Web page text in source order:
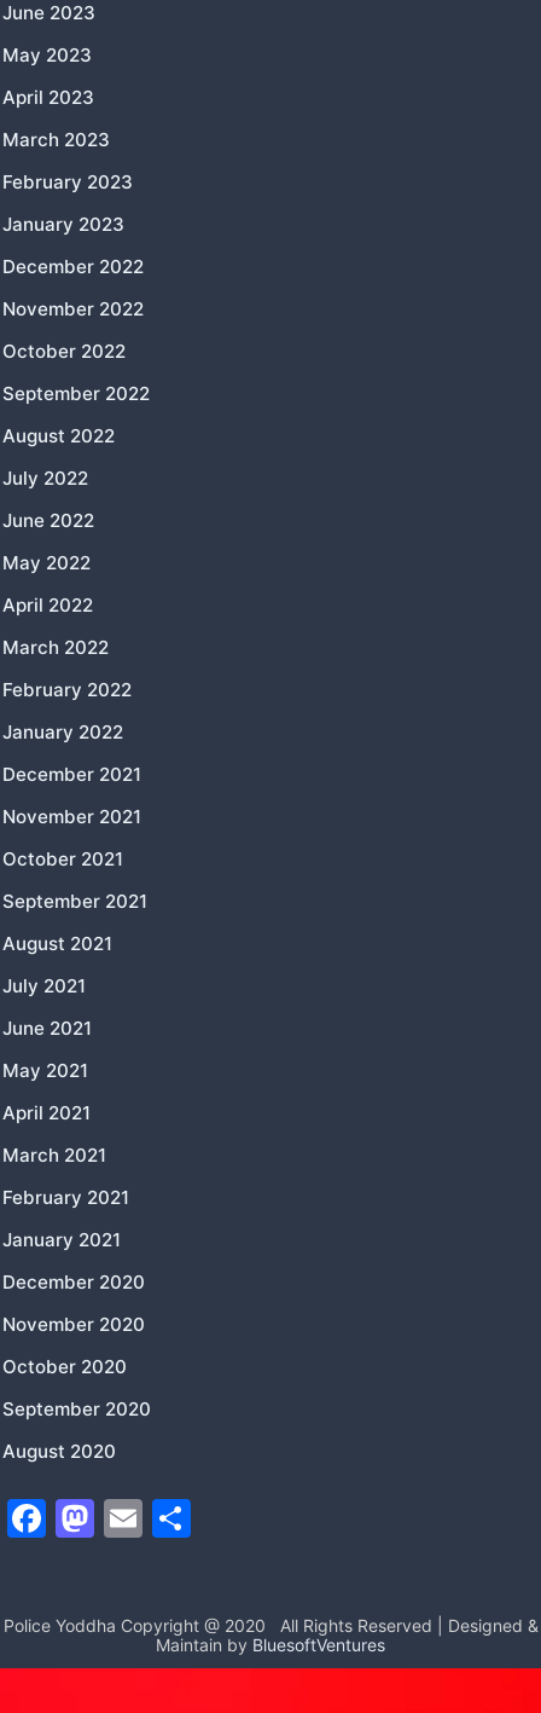
June 2023
May 2023
April 2023
March 2023
February 2023
January 2023
December 2022
November 2022
October 2022
September 2022
August 2022
July 2022
June 2022
May 2022
April 2022
March 2022
February 2022
January 2022
December 2021
November 2021
October 2021
September 2021
August 2021
July 2021
June 2021
May 2021
April 2021
March 2021
February 2021
January 2021
December 2020
November 2020
October 2020
September 2020
August 2020
F
e
b
M
o
d
E
l
e
Police Yoddha Copyright @ 2020
All Rights Reserved | Designed &
Maintain by BluesoftVentures